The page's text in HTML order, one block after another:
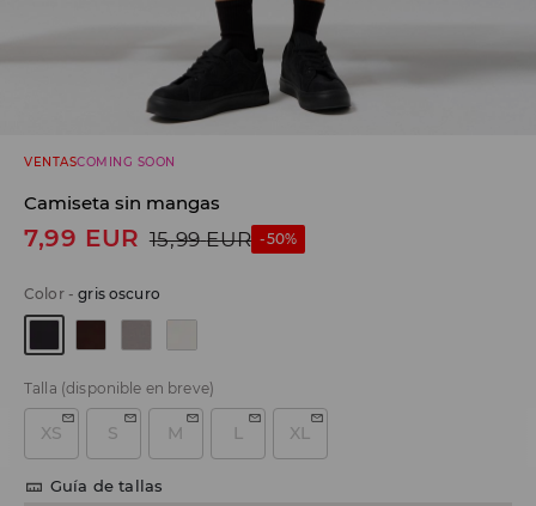
VENTASCOMING SOON
Camiseta sin mangas
7,99 EUR 15,99 EUR -50%
Color-gris oscuro
Talla (disponible en breve)
XS S M L XL
Guía de tallas